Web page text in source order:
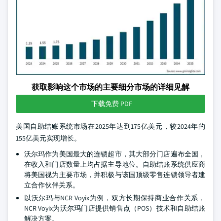
获取影响这个市场的主要细分市场的详细见解
下载免费 PDF
美国自助结账系统市场在2025年达到175亿美元，较2024年的
155亿美元实现增长。
沃尔玛作为美国最大的连锁超市，其大部分门店遍布全国，
在收入和门店数量上均占据主导地位。自助结账系统供应商
将美国视为主要市场，并积极与该国顶级零售连锁领导者建
立合作伙伴关系。
以沃尔玛与NCR Voyix为例，双方长期保持商业合作关系，
NCR Voyix为沃尔玛门店提供销售点（POS）技术和自助结账
解决方案。